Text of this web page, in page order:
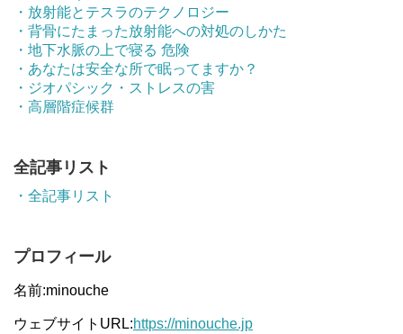
・放射能とテスラのテクノロジー
・背骨にたまった放射能への対処のしかた
・地下水脈の上で寝る 危険
・あなたは安全な所で眠ってますか？
・ジオパシック・ストレスの害
・高層階症候群
全記事リスト
・全記事リスト
プロフィール
名前:minouche
ウェブサイトURL:https://minouche.jp